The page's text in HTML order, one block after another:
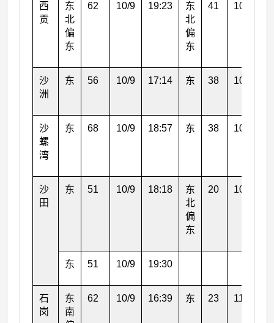
西
贡
东
北
偏
东
62 10/9 19:23
东
北
偏
东
41 10/9
沙
洲
东 56 10/9 17:14 东 38 10/9
沙
螺
湾
东 68 10/9 18:57 东 38 10/9
沙
田
东 51 10/9 18:18
东
北
偏
东
20 10/9
东 51 10/9 19:30
石
岗
东
南
62 10/9 16:39 东 23 11/9